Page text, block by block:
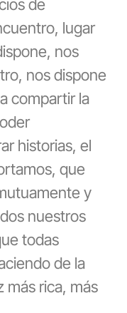
de
lugar
nos
nos dispone
compartir la
historias, el
que
y
nuestros
todas
de la
más rica, más